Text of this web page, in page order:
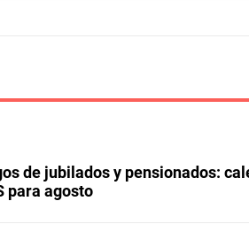
de jubilados y pensionados:
para agosto